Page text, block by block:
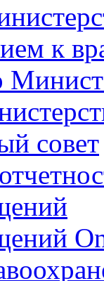
к
совет